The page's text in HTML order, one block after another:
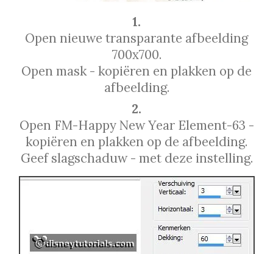
1.
Open nieuwe transparante afbeelding
700x700.
Open mask - kopiëren en plakken op de
afbeelding.
2.
Open FM-Happy New Year Element-63 -
kopiëren en plakken op de afbeelding.
Geef slagschaduw - met deze instelling.